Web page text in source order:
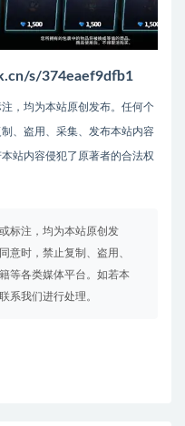
s/374eaef9dfb1
，均为本站原创发布。任何个
、盗用、采集、发布本站内容
站内容侵犯了原著者的合法权
标注，均为本站原创发
意时，禁止复制、盗用、
等各类媒体平台。如若本
系我们进行处理。